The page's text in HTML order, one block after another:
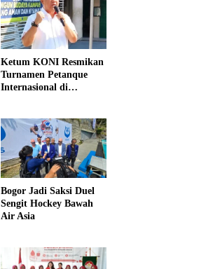
Ketum KONI Resmikan
Turnamen Petanque
Internasional di
Bogor Jadi Saksi Duel
Sengit Hockey Bawah
Air Asia